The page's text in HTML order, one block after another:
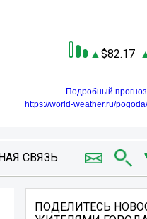
82.17
Подробный прогноз
https://world-weather.ru/
СВЯЗЬ
ПОДЕЛИТЕСЬ